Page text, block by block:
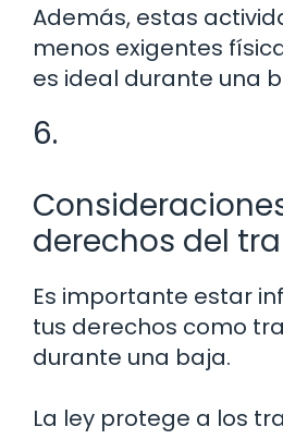
Además, estas
menos exigentes
es ideal durante una
6.
derechos del
Es importante estar
tus derechos como
durante una baja.
La ley protege a los